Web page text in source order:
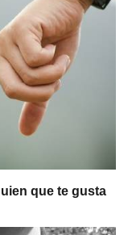
que te gusta